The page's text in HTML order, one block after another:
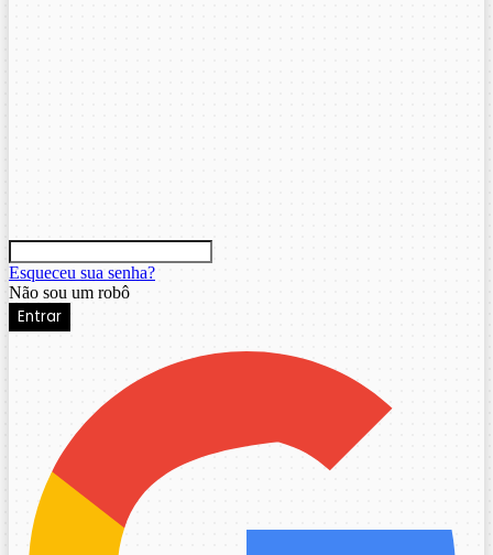
Esqueceu sua senha?
Não sou um robô
Entrar